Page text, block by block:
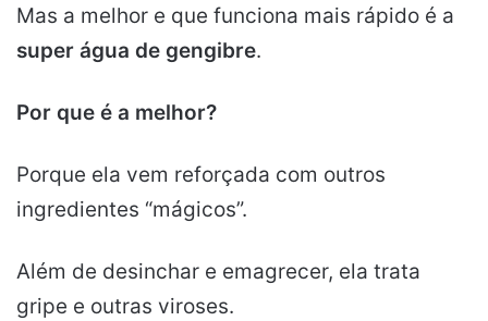
Mas a melhor e que funciona mais rápido é a
super água de gengibre.
Por que é a melhor?
Porque ela vem reforçada com outros
ingredientes “mágicos”.
Além de desinchar e emagrecer, ela trata
gripe e outras viroses.